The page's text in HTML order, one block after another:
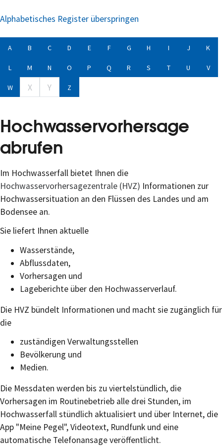
Alphabetisches Register überspringen
A B C D E F G H I J K
L M N O P Q R S T U V
W X Y Z
Hochwasservorhersage
abrufen
Im Hochwasserfall bietet Ihnen die
Hochwasservorhersagezentrale (HVZ) Informationen zur
Hochwassersituation an den Flüssen des Landes und am
Bodensee an.
Sie liefert Ihnen aktuelle
Wasserstände,
Abflussdaten,
Vorhersagen und
Lageberichte über den Hochwasserverlauf.
Die HVZ bündelt Informationen und macht sie zugänglich für
die
zuständigen Verwaltungsstellen
Bevölkerung und
Medien.
Die Messdaten werden bis zu viertelstündlich, die
Vorhersagen im Routinebetrieb alle drei Stunden, im
Hochwasserfall stündlich aktualisiert und über Internet, die
App "Meine Pegel", Videotext, Rundfunk und eine
automatische Telefonansage veröffentlicht.